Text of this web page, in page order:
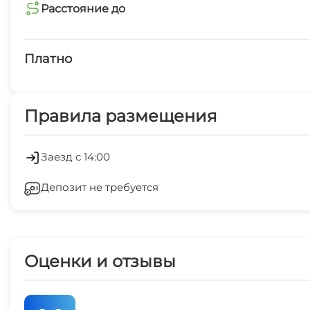
Автостоянка
Можно с животными
Расстояние до
пляж галечный
30 мин
Платно
Гладильные принадлежности
Правила размещения
Заезд с 14:00
Депозит не требуется
Оценки и отзывы